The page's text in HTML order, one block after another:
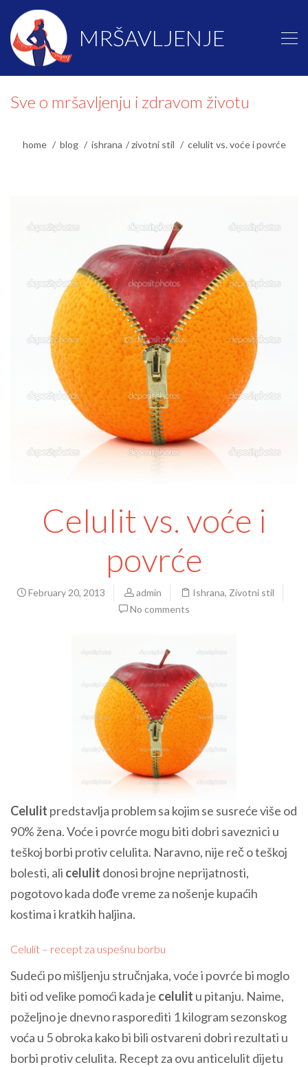
MRŠAVLJENJE
Sve o mršavljenju i zdravom životu
home blog ishrana zivotni stil celulit vs. voće i povrće
Celulit vs. voće i
povrće
February 20, 2013 admin Ishrana, Zivotni stil
No comments
Celulit predstavlja problem sa kojim se susreće više od
90% žena. Voće i povrće mogu biti dobri saveznici u
teškoj borbi protiv celulita. Naravno, nije reč o teškoj
bolesti, ali celulit donosi brojne neprijatnosti,
pogotovo kada dođe vreme za nošenje kupaćih
kostima i kratkih haljina.
Celulit – recept za uspešnu borbu
Sudeći po mišljenju stručnjaka, voće i povrće bi moglo
biti od velike pomoći kada je celulit u pitanju. Naime,
poželjno je dnevno rasporediti 1 kilogram sezonskog
voća u 5 obroka kako bi bili ostvareni dobri rezultati u
borbi protiv celulita. Recept za ovu anticelulit dijetu